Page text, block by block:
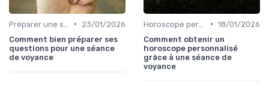
•
23/01/2026
Comment bien préparer ses
questions pour une séance
de voyance
• 18/01/2026
Comment obtenir un
horoscope personnalisé
grâce à une séance de
voyance